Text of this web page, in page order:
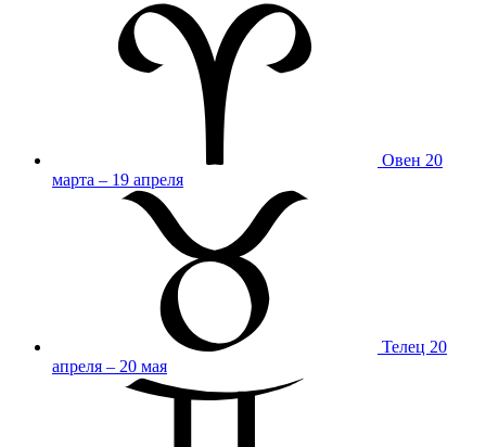
Овен 20
марта – 19 апреля
Телец 20
апреля – 20 мая